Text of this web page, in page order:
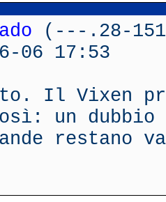
(---.28-
06 17:53
Il Vixen
un
restano